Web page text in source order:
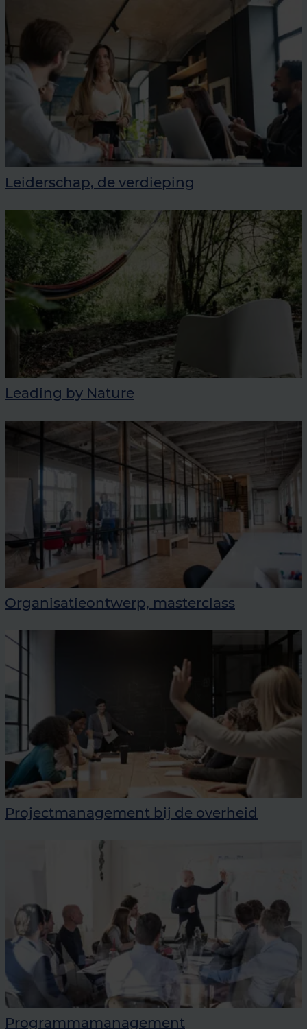
Leiderschap, de verdieping
Leading by Nature
Organisatieontwerp, masterclass
Projectmanagement bij de overheid
Programmamanagement